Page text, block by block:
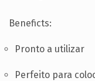
Beneficts:
Pronto a utilizar
Perfeito para